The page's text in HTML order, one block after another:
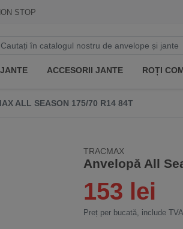
STOP
JANTE ACCESORII JANTE ROȚI
ALL SEASON 175/70 R14 84T
TRACMAX
Anvelopă All
153 lei
Preț per bucată, include